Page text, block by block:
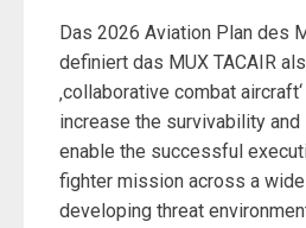
Das 2026 Aviation Plan des
definiert das MUX TACAIR
‚collaborative combat
increase the survivability
enable the successful
fighter mission across a
developing threat